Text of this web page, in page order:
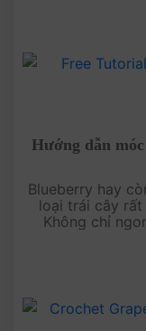
Hướng dẫn
Blueberry hay
loại trái cây
Không chỉ